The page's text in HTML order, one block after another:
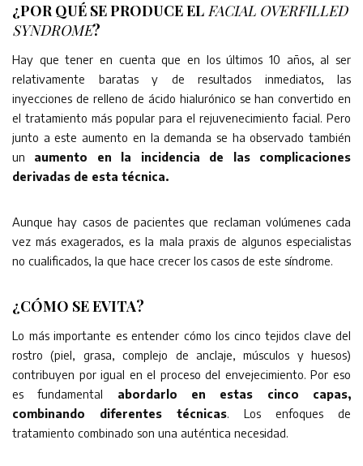
¿POR QUÉ SE PRODUCE EL FACIAL OVERFILLED
SYNDROME?
Hay que tener en cuenta que en los últimos 10 años, al ser
relativamente baratas y de resultados inmediatos, las
inyecciones de relleno de ácido hialurónico se han convertido en
el tratamiento más popular para el rejuvenecimiento facial. Pero
junto a este aumento en la demanda se ha observado también
un aumento en la incidencia de las complicaciones
derivadas de esta técnica.
Aunque hay casos de pacientes que reclaman volúmenes cada
vez más exagerados, es la mala praxis de algunos especialistas
no cualificados, la que hace crecer los casos de este síndrome.
¿CÓMO SE EVITA?
Lo más importante es entender cómo los cinco tejidos clave del
rostro (piel, grasa, complejo de anclaje, músculos y huesos)
contribuyen por igual en el proceso del envejecimiento. Por eso
es fundamental abordarlo en estas cinco capas,
combinando diferentes técnicas. Los enfoques de
tratamiento combinado son una auténtica necesidad.